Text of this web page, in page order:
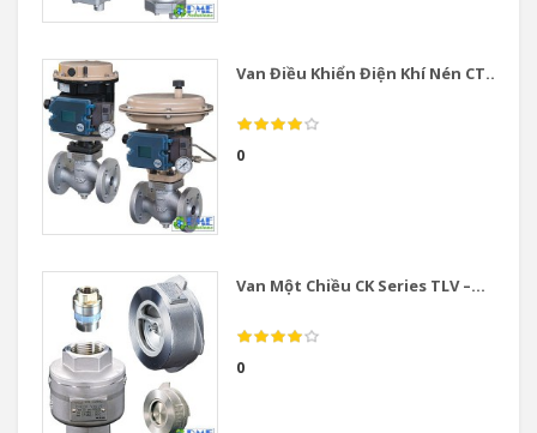
Van Điều Khiển Điện Khí Nén CT...
0
Van Một Chiều CK Series TLV –...
0